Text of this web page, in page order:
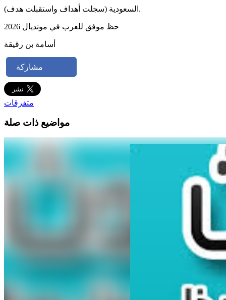
السعودية (سجلت أهداف واستقبلت هدف).
حظ موفق للعرب في مونديال 2026
أسامة بن رقيقة
مشاركة
متفرقات
مواضيع ذات صلة